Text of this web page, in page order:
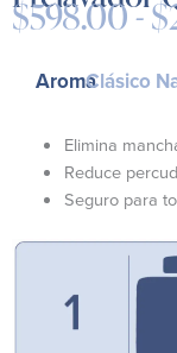
$598.00-$
AromaClásico
Elimina
Reduce
Seguro para